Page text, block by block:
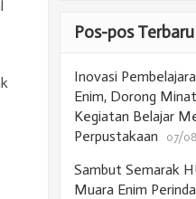
Pos-pos Terbaru
Inovasi
Enim, Dorong
Kegiatan Belajar
Perpustakaan
07/
Sambut Semarak
Muara Enim